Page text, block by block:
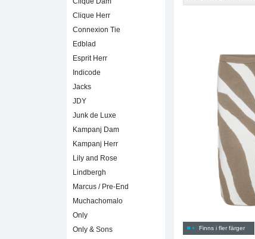
Clique Herr
Connexion Tie
Edblad
Esprit Herr
Indicode
Jacks
JDY
Junk de Luxe
Kampanj Dam
Kampanj Herr
Lily and Rose
Lindbergh
Marcus / Pre-End
Muchachomalo
Only
Only & Sons
Finns i fler färger